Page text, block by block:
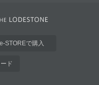
e-STOREで購入
ド